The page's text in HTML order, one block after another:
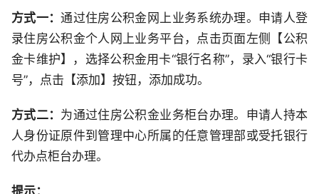
方式一：通过住房公积金网上业务系统办理。申请人登
录住房公积金个人网上业务平台，点击页面左侧【公积
金卡维护】，选择公积金用卡“银行名称”，录入“银行卡
号”，点击【添加】按钮，添加成功。
方式二： 为通过住房公积金业务柜台办理。申请人持本
人身份证原件到管理中心所属的任意管理部或受托银行
代办点柜台办理。
提示：